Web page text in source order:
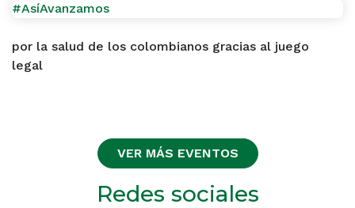
#AsíAvanzamos
por la salud de los colombianos gracias al juego
legal
VER MÁS EVENTOS
Redes sociales